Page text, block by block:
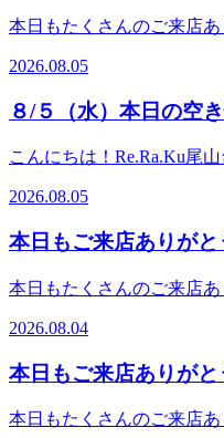
０ からご案内できるお時
約お待ちしております。※
★。☆。★。☆。★。☆。★
盤ストレッチ』をとり入
系ボディケア♪マッサージ
体・マッサージファンに
本日もたくさんのご来店
おります。『肩甲骨スト
れた整体ファンからも人
井町線 ＃尾山台 ＃整体・
玉川＃自由が丘＃等々力
2026.08.05
８/５（水）本日の空
こんにちは！Re.Ra.Ku尾
れています。夏はまだま
り変わっていますね。中
るさや不調も多くなりま
しております＾＾♪．
☆。★。☆。★。☆。★．．
できるお時間がございま
ります。※ご予約状況は
ださい。．．．★。☆
2026.08.05
本日もご来店ありが
本日もたくさんのご来店
おります。『肩甲骨スト
れた整体ファンからも人
井町線 ＃尾山台 ＃整体・
玉川＃自由が丘＃等々力
2026.08.04
本日もご来店ありがと
本日もたくさんのご来店